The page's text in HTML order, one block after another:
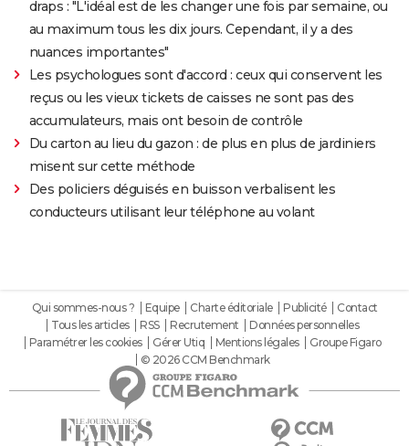
draps : "L'idéal est de les changer une fois par semaine, ou
au maximum tous les dix jours. Cependant, il y a des
nuances importantes"
Les psychologues sont d'accord : ceux qui conservent les
reçus ou les vieux tickets de caisses ne sont pas des
accumulateurs, mais ont besoin de contrôle
Du carton au lieu du gazon : de plus en plus de jardiniers
misent sur cette méthode
Des policiers déguisés en buisson verbalisent les
conducteurs utilisant leur téléphone au volant
Qui sommes-nous ? Equipe Charte éditoriale Publicité
Contact
Tous les articles
RSS Recrutement
Données personnelles
Paramétrer les cookies
Gérer Utiq Mentions légales
Groupe Figaro
© 2026 CCM Benchmark